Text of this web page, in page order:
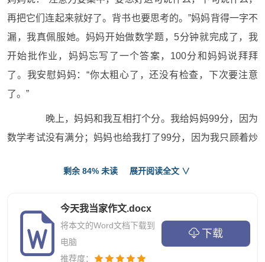
再把它们连起来就好了。背书也要思考的。”妈妈背得一字不
漏，我真佩服她。妈妈开始做数学题，5分钟就完成了，我
开始批作业，妈妈忘写了一个答案，100分和妈妈说拜拜
了。我安慰妈妈：“你太粗心了，还没有检查，下次要注意
了。”
晚上，妈妈和我互相打个分。我给妈妈99分，因为
数学考试没有满分；妈妈也给我打了99分，因为我只顾着炒
批改作业，都没有休息的时间，坐下来的时候腿都麻了。我
以后一定要自觉学习，不让妈妈这么操心了！
剩余 84% 未读 展开阅读全文 ∨
今天我当家作文.docx
将本文的Word文档下载到
电脑
推荐度：
下载